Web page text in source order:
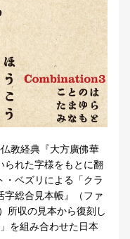
教経典『大方廣佛華
られた字様をもとに翻
・ベズリによる「クラ
字総合見本帳』（ファ
所収の見本から復刻し
を組み合わせた日本